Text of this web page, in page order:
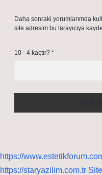
Daha sonraki yorumlarımda
site adresim bu tarayıcıya
10 - 4 kaçtır? *
https://
https://staryazilim.com.tr